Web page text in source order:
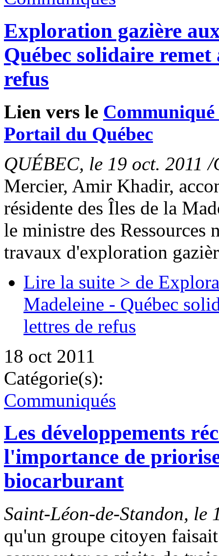
Exploration gazière
Québec solidaire
refus
Lien vers le
Portail du Québec
QUÉBEC, le 19 oct. 2011 /
Mercier, Amir Khadir,
résidente des Îles de la
le ministre des Ressources
travaux d'exploration
Lire la suite > de
Madeleine - Québec
lettres de refus
18 oct 2011
Catégorie(s):
Communiqués
Les développements
l'importance de
biocarburant
Saint-Léon-de-Standon, le
qu'un groupe citoyen